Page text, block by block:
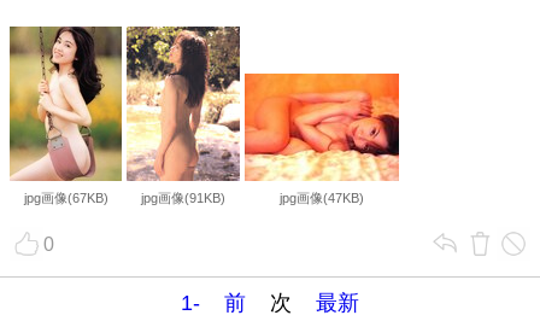
jpg画像(67KB) jpg画像(91KB) jpg画像(47KB)
0
1- 前 次 最新